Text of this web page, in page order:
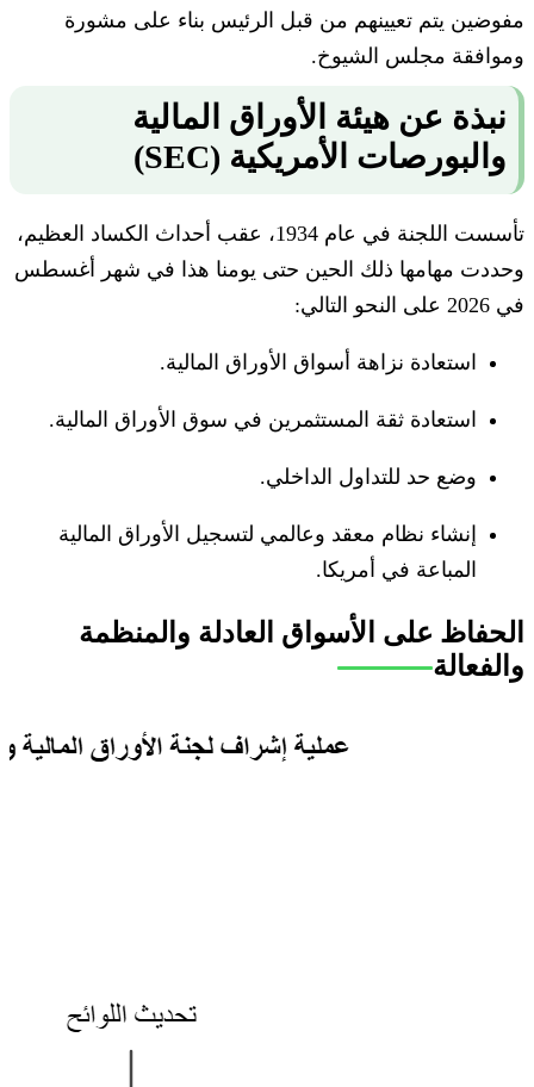
مفوضين يتم تعيينهم من قبل الرئيس بناء على مشورة
وموافقة مجلس الشيوخ.
نبذة عن هيئة الأوراق المالية
والبورصات الأمريكية (SEC)
تأسست اللجنة في عام 1934، عقب أحداث الكساد العظيم،
وحددت مهامها ذلك الحين حتى يومنا هذا في شهر أغسطس
في 2026 على النحو التالي:
استعادة نزاهة أسواق الأوراق المالية.
استعادة ثقة المستثمرين في سوق الأوراق المالية.
وضع حد للتداول الداخلي.
إنشاء نظام معقد وعالمي لتسجيل الأوراق المالية
المباعة في أمريكا.
الحفاظ على الأسواق العادلة والمنظمة
والفعالة